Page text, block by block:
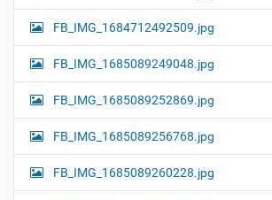
FB_IMG_1684712492509.jpg
FB_IMG_1685089249048.jpg
FB_IMG_1685089252869.jpg
FB_IMG_1685089256768.jpg
FB_IMG_1685089260228.jpg